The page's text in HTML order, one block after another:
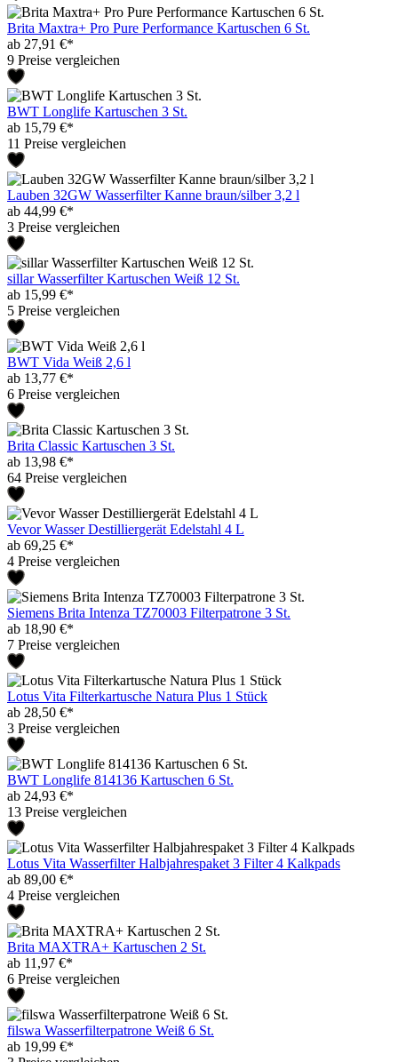
Brita Maxtra+ Pro Pure Performance Kartuschen 6 St.
ab 27,91 €*
9 Preise vergleichen
BWT Longlife Kartuschen 3 St.
ab 15,79 €*
11 Preise vergleichen
Lauben 32GW Wasserfilter Kanne braun/silber 3,2 l
ab 44,99 €*
3 Preise vergleichen
sillar Wasserfilter Kartuschen Weiß 12 St.
ab 15,99 €*
5 Preise vergleichen
BWT Vida Weiß 2,6 l
ab 13,77 €*
6 Preise vergleichen
Brita Classic Kartuschen 3 St.
ab 13,98 €*
64 Preise vergleichen
Vevor Wasser Destilliergerät Edelstahl 4 L
ab 69,25 €*
4 Preise vergleichen
Siemens Brita Intenza TZ70003 Filterpatrone 3 St.
ab 18,90 €*
7 Preise vergleichen
Lotus Vita Filterkartusche Natura Plus 1 Stück
ab 28,50 €*
3 Preise vergleichen
BWT Longlife 814136 Kartuschen 6 St.
ab 24,93 €*
13 Preise vergleichen
Lotus Vita Wasserfilter Halbjahrespaket 3 Filter 4 Kalkpads
ab 89,00 €*
4 Preise vergleichen
Brita MAXTRA+ Kartuschen 2 St.
ab 11,97 €*
6 Preise vergleichen
filswa Wasserfilterpatrone Weiß 6 St.
ab 19,99 €*